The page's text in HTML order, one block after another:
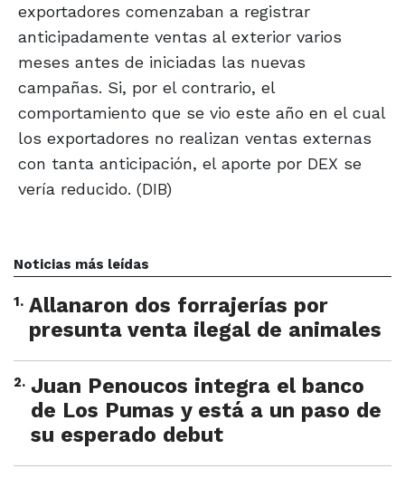
exportadores comenzaban a registrar
anticipadamente ventas al exterior varios
meses antes de iniciadas las nuevas
campañas. Si, por el contrario, el
comportamiento que se vio este año en el cual
los exportadores no realizan ventas externas
con tanta anticipación, el aporte por DEX se
vería reducido. (DIB)
Noticias más leídas
1. Allanaron dos forrajerías por
presunta venta ilegal de animales
2. Juan Penoucos integra el banco
de Los Pumas y está a un paso de
su esperado debut